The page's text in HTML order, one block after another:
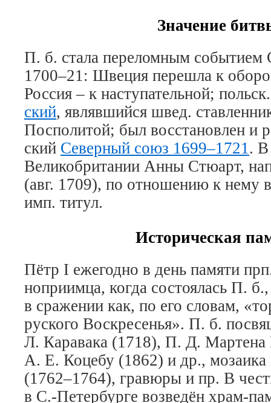
Значение
П. б. ста­ла пе­ре­лом­ным со­бы­ти­ем
1700–21: Шве­ция пе­ре­шла к
Рос­сия – к на­сту­па­тель­ной;
ский, яв­ляв­ший­ся швед.
По­спо­ли­той; был вос­ста­нов­лен и
ский Се­вер­ный со­юз 1699–1721. В
Ве­ли­ко­бри­та­нии Ан­ны Стю­арт,
(авг. 1709), по от­но­ше­нию к не­му
имп. ти­тул.
Историческая
Пётр I еже­год­но в день па­мя­ти
но­при­им­ца, ко­гда со­стоя­лась П.
в сра­же­нии как, по его сло­вам,
рус­ко­го Вос­кре­се­нья». П. б.
Л. Ка­ра­ва­ка (1718), П. Д.
А. Е. Ко­це­бу (1862) и др.,
(1762–1764), гра­вю­ры и пр. В
в С.-Пе­тер­бур­ге воз­ве­дён храм-